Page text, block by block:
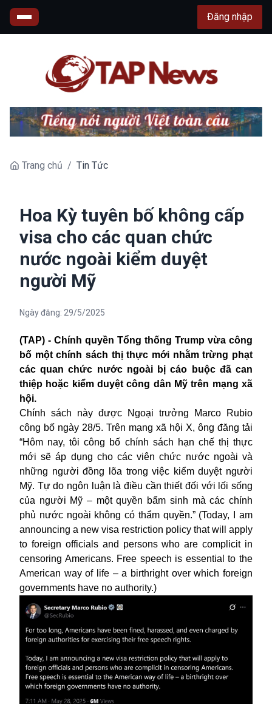
Đăng nhập
Trang chủ / Tin Tức
Hoa Kỳ tuyên bố không cấp
visa cho các quan chức
nước ngoài kiểm duyệt
người Mỹ
Ngày đăng: 29/5/2025
(TAP) - Chính quyền Tổng thống Trump vừa công
bố một chính sách thị thực mới nhằm trừng phạt
các quan chức nước ngoài bị cáo buộc đã can
thiệp hoặc kiểm duyệt công dân Mỹ trên mạng xã
hội.
Chính sách này được Ngoại trưởng Marco Rubio
công bố ngày 28/5. Trên mạng xã hội X, ông đăng tải
“Hôm nay, tôi công bố chính sách hạn chế thị thực
mới sẽ áp dụng cho các viên chức nước ngoài và
những người đồng lõa trong việc kiểm duyệt người
Mỹ. Tự do ngôn luận là điều cần thiết đối với lối sống
của người Mỹ – một quyền bẩm sinh mà các chính
phủ nước ngoài không có thẩm quyền.” (Today, I am
announcing a new visa restriction policy that will apply
to foreign officials and persons who are complicit in
censoring Americans. Free speech is essential to the
American way of life – a birthright over which foreign
governments have no authority.)